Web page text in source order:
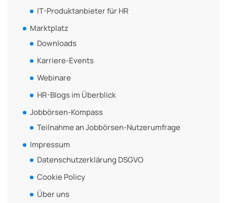
IT-Produktanbieter für HR
Marktplatz
Downloads
Karriere-Events
Webinare
HR-Blogs im Überblick
Jobbörsen-Kompass
Teilnahme an Jobbörsen-Nutzerumfrage
Impressum
Datenschutzerklärung DSGVO
Cookie Policy
Über uns